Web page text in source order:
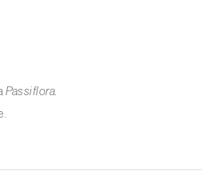
Passiflora.